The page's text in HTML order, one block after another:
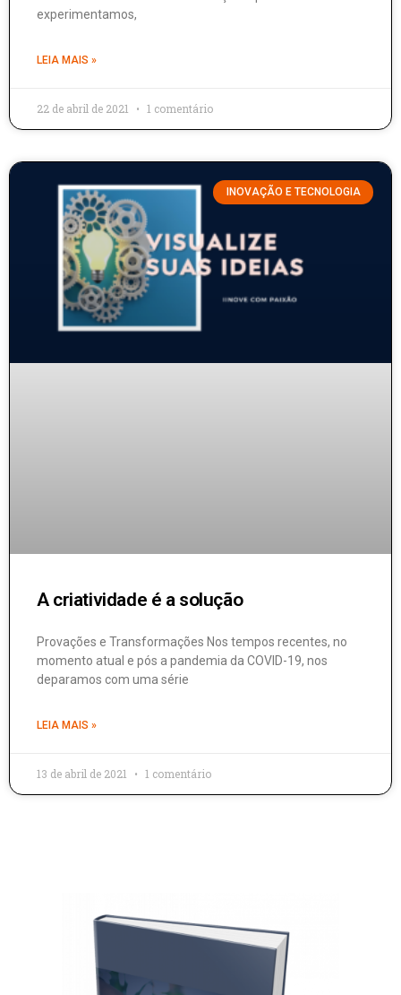
experimentamos,
LEIA MAIS »
22 de abril de 2021 1 comentário
INOVAÇÃO E TECNOLOGIA
A criatividade é a solução
Provações e Transformações Nos tempos recentes, no
momento atual e pós a pandemia da COVID-19, nos
deparamos com uma série
LEIA MAIS »
13 de abril de 2021 1 comentário